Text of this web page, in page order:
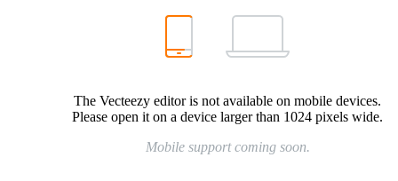
The Vecteezy editor is not available on mobile devices.
Please open it on a device larger than 1024 pixels wide.
Mobile support coming soon.